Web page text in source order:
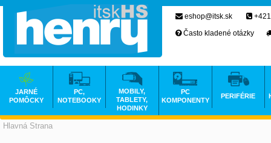
Hlavná Strana
eshop@itsk.sk
Často kladené otázky
JARNÉ
POMÔCKY
PC,
NOTEBOOKY
MOBILY,
TABLETY,
HODINKY
PC
KOMPONENTY
PERIFÉRIE